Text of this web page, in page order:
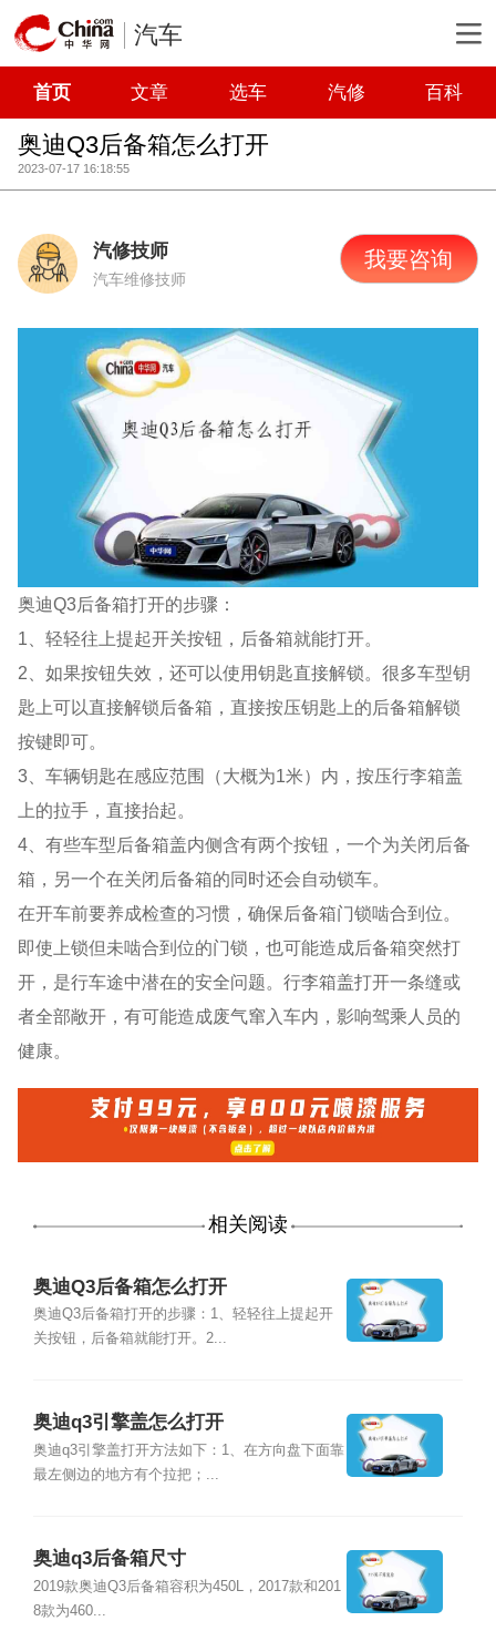
汽车
首页 文章 选车 汽修 百科
奥迪Q3后备箱怎么打开
2023-07-17 16:18:55
汽修技师
汽车维修技师
我要咨询
奥迪Q3后备箱打开的步骤：
1、轻轻往上提起开关按钮，后备箱就能打开。
2、如果按钮失效，还可以使用钥匙直接解锁。很多车型钥
匙上可以直接解锁后备箱，直接按压钥匙上的后备箱解锁
按键即可。
3、车辆钥匙在感应范围（大概为1米）内，按压行李箱盖
上的拉手，直接抬起。
4、有些车型后备箱盖内侧含有两个按钮，一个为关闭后备
箱，另一个在关闭后备箱的同时还会自动锁车。
在开车前要养成检查的习惯，确保后备箱门锁啮合到位。
即使上锁但未啮合到位的门锁，也可能造成后备箱突然打
开，是行车途中潜在的安全问题。行李箱盖打开一条缝或
者全部敞开，有可能造成废气窜入车内，影响驾乘人员的
健康。
相关阅读
奥迪Q3后备箱怎么打开
奥迪Q3后备箱打开的步骤：1、轻轻往上提起开
关按钮，后备箱就能打开。2...
奥迪q3引擎盖怎么打开
奥迪q3引擎盖打开方法如下：1、在方向盘下面靠
最左侧边的地方有个拉把；...
奥迪q3后备箱尺寸
2019款奥迪Q3后备箱容积为450L，2017款和201
8款为460...